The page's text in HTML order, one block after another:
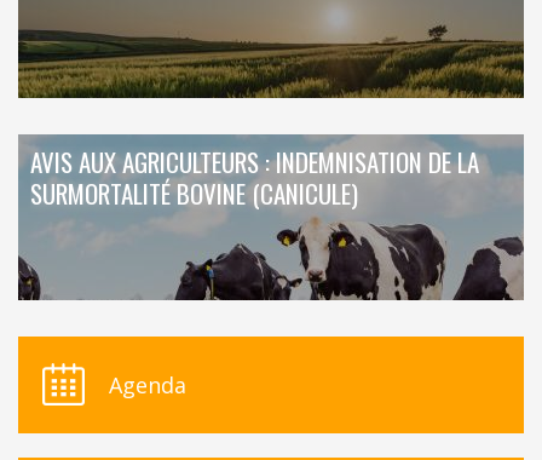
AVIS AUX AGRICULTEURS : INDEMNISATION DE LA
SURMORTALITÉ BOVINE (CANICULE)
Agenda